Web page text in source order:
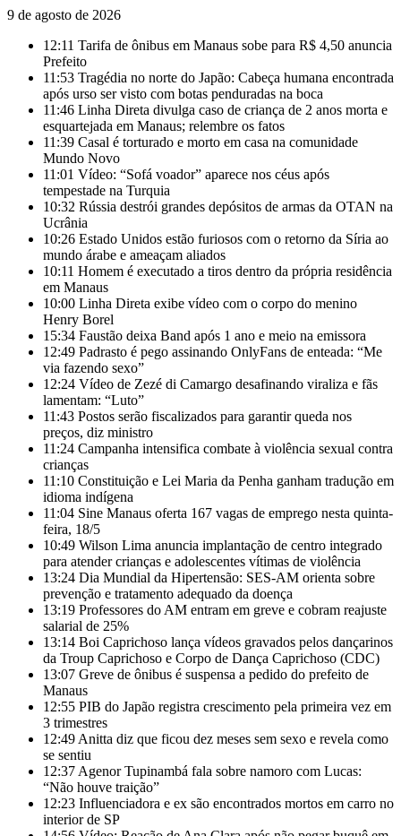
9 de agosto de 2026
12:11 Tarifa de ônibus em Manaus sobe para R$ 4,50 anuncia
Prefeito
11:53 Tragédia no norte do Japão: Cabeça humana encontrada
após urso ser visto com botas penduradas na boca
11:46 Linha Direta divulga caso de criança de 2 anos morta e
esquartejada em Manaus; relembre os fatos
11:39 Casal é torturado e morto em casa na comunidade
Mundo Novo
11:01 Vídeo: “Sofá voador” aparece nos céus após
tempestade na Turquia
10:32 Rússia destrói grandes depósitos de armas da OTAN na
Ucrânia
10:26 Estado Unidos estão furiosos com o retorno da Síria ao
mundo árabe e ameaçam aliados
10:11 Homem é executado a tiros dentro da própria residência
em Manaus
10:00 Linha Direta exibe vídeo com o corpo do menino
Henry Borel
15:34 Faustão deixa Band após 1 ano e meio na emissora
12:49 Padrasto é pego assinando OnlyFans de enteada: “Me
via fazendo sexo”
12:24 Vídeo de Zezé di Camargo desafinando viraliza e fãs
lamentam: “Luto”
11:43 Postos serão fiscalizados para garantir queda nos
preços, diz ministro
11:24 Campanha intensifica combate à violência sexual contra
crianças
11:10 Constituição e Lei Maria da Penha ganham tradução em
idioma indígena
11:04 Sine Manaus oferta 167 vagas de emprego nesta quinta-
feira, 18/5
10:49 Wilson Lima anuncia implantação de centro integrado
para atender crianças e adolescentes vítimas de violência
13:24 Dia Mundial da Hipertensão: SES-AM orienta sobre
prevenção e tratamento adequado da doença
13:19 Professores do AM entram em greve e cobram reajuste
salarial de 25%
13:14 Boi Caprichoso lança vídeos gravados pelos dançarinos
da Troup Caprichoso e Corpo de Dança Caprichoso (CDC)
13:07 Greve de ônibus é suspensa a pedido do prefeito de
Manaus
12:55 PIB do Japão registra crescimento pela primeira vez em
3 trimestres
12:49 Anitta diz que ficou dez meses sem sexo e revela como
se sentiu
12:37 Agenor Tupinambá fala sobre namoro com Lucas:
“Não houve traição”
12:23 Influenciadora e ex são encontrados mortos em carro no
interior de SP